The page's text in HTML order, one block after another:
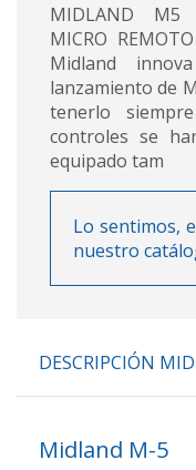
MIDLAND M5
MICRO
Midland
lanzamiento de
tenerlo
controles se
equipado tam
Lo sentimos,
nuestro
DESCRIPCIÓN
Midland M-5